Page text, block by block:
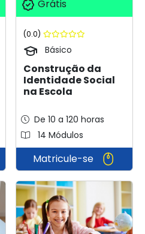
Grátis
(0.0)
Básico
Construção da
Identidade Social
na Escola
De 10 a 120 horas
14 Módulos
Matricule-se